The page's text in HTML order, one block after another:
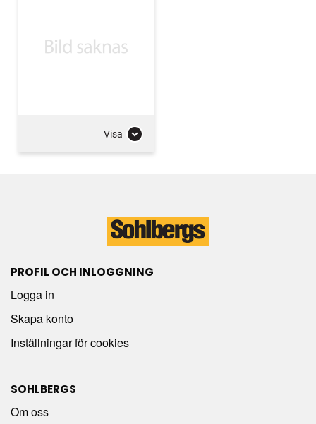
Visa
PROFIL OCH INLOGGNING
Logga in
Skapa konto
Inställningar för cookies
SOHLBERGS
Om oss